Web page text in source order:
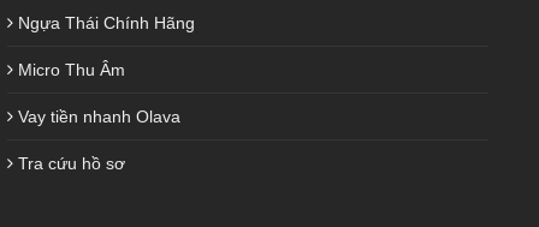
Ngựa Thái Chính Hãng
Micro Thu Âm
Vay tiền nhanh Olava
Tra cứu hồ sơ